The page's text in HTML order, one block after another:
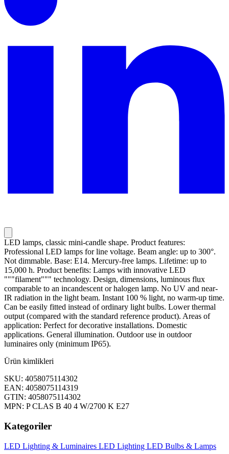
LED lamps, classic mini-candle shape. Product features:
Professional LED lamps for line voltage. Beam angle: up to 300°.
Not dimmable. Base: E14. Mercury-free lamps. Lifetime: up to
15,000 h. Product benefits: Lamps with innovative LED
"""filament""" technology. Design, dimensions, luminous flux
comparable to an incandescent or halogen lamp. No UV and near-
IR radiation in the light beam. Instant 100 % light, no warm-up time.
Can be easily fitted instead of ordinary light bulbs. Lower thermal
output (compared with the standard reference product). Areas of
application: Perfect for decorative installations. Domestic
applications. General illumination. Outdoor use in outdoor
luminaires only (minimum IP65).
Ürün kimlikleri
SKU: 4058075114302
EAN: 4058075114319
GTIN: 4058075114302
MPN: P CLAS B 40 4 W/2700 K E27
Kategoriler
LED Lighting & Luminaires LED Lighting LED Bulbs & Lamps